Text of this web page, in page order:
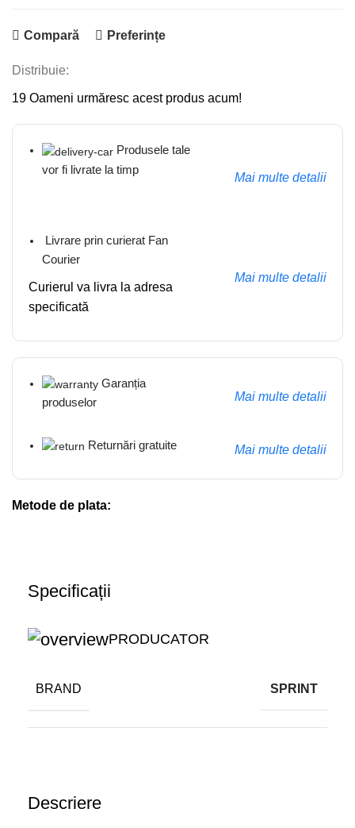
Compară Preferințe
Distribuie:
19 Oameni urmăresc acest produs acum!
Produsele tale
vor fi livrate la timp
Mai multe detalii
Livrare prin curierat Fan
Courier
Curierul va livra la adresa
specificată
Mai multe detalii
Garanția
produselor
Mai multe detalii
Returnări gratuite Mai multe detalii
Metode de plata:
Descriere
Specificații
PRODUCATOR
BRAND SPRINT